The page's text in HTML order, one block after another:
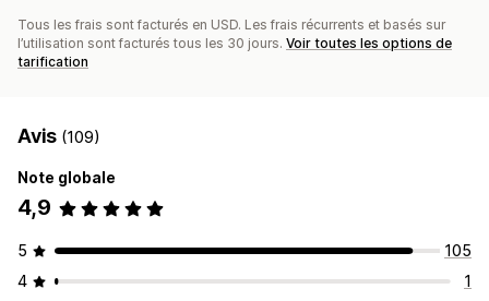
Tous les frais sont facturés en USD. Les frais récurrents et basés sur
l’utilisation sont facturés tous les 30 jours. Voir toutes les options de
tarification
Avis (109)
Note globale
4,9
5
105
4
1